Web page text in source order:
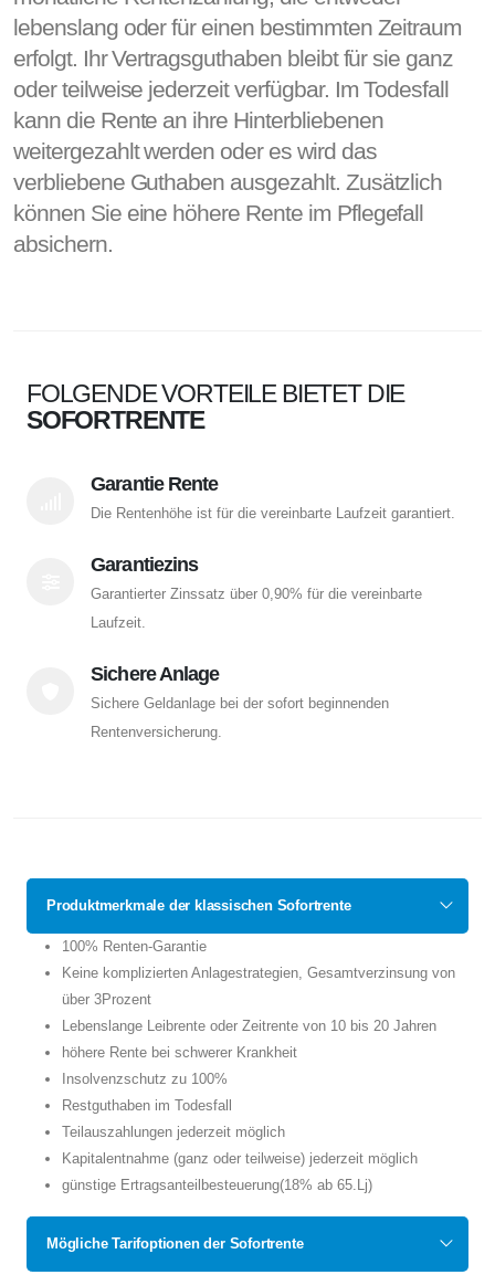
lebenslang oder für einen bestimmten Zeitraum
erfolgt. Ihr Vertragsguthaben bleibt für sie ganz
oder teilweise jederzeit verfügbar. Im Todesfall
kann die Rente an ihre Hinterbliebenen
weitergezahlt werden oder es wird das
verbliebene Guthaben ausgezahlt. Zusätzlich
können Sie eine höhere Rente im Pflegefall
absichern.
FOLGENDE VORTEILE BIETET DIE
SOFORTRENTE
Garantie Rente
Die Rentenhöhe ist für die vereinbarte Laufzeit garantiert.
Garantiezins
Garantierter Zinssatz über 0,90% für die vereinbarte
Laufzeit.
Sichere Anlage
Sichere Geldanlage bei der sofort beginnenden
Rentenversicherung.
Produktmerkmale der klassischen Sofortrente
100% Renten-Garantie
Keine komplizierten Anlagestrategien, Gesamtverzinsung von
über 3Prozent
Lebenslange Leibrente oder Zeitrente von 10 bis 20 Jahren
höhere Rente bei schwerer Krankheit
Insolvenzschutz zu 100%
Restguthaben im Todesfall
Teilauszahlungen jederzeit möglich
Kapitalentnahme (ganz oder teilweise) jederzeit möglich
günstige Ertragsanteilbesteuerung(18% ab 65.Lj)
Mögliche Tarifoptionen der Sofortrente